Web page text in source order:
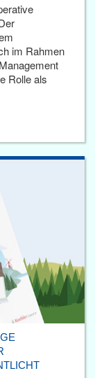
im Rahmen
Rolle als